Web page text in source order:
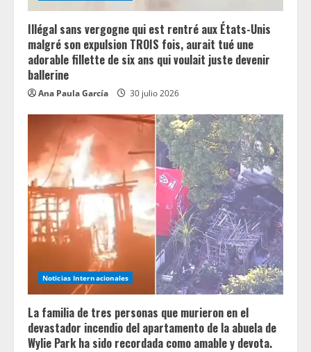
Illégal sans vergogne qui est rentré aux États-Unis
malgré son expulsion TROIS fois, aurait tué une
adorable fillette de six ans qui voulait juste devenir
ballerine
Ana Paula García 30 julio 2026
Noticias Internacionales
La familia de tres personas que murieron en el
devastador incendio del apartamento de la abuela de
Wylie Park ha sido recordada como amable y devota.